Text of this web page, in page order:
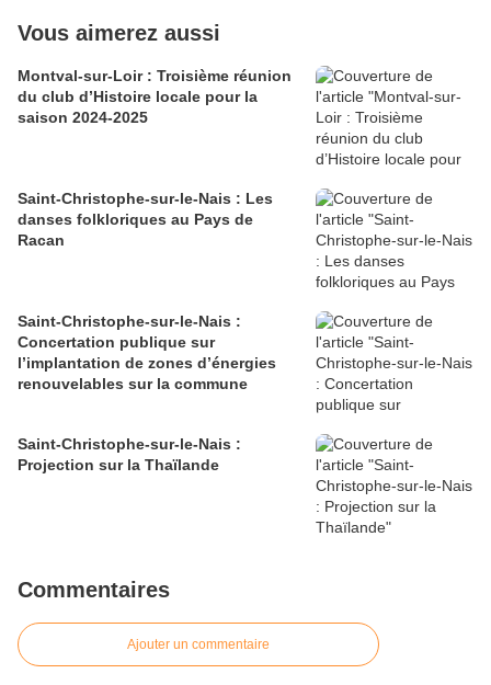
Vous aimerez aussi
Montval-sur-Loir : Troisième réunion
du club d’Histoire locale pour la
saison 2024-2025
Saint-Christophe-sur-le-Nais : Les
danses folkloriques au Pays de
Racan
Saint-Christophe-sur-le-Nais :
Concertation publique sur
l’implantation de zones d’énergies
renouvelables sur la commune
Saint-Christophe-sur-le-Nais :
Projection sur la Thaïlande
Commentaires
Ajouter un commentaire